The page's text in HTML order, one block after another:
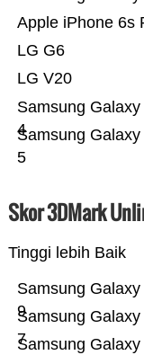
Samsung
5
Samsung
4
LG V20
LG G6
Apple iPhone 6s
Skor 3DMark
Tinggi lebih Baik
Samsung Galaxy
Samsung
7
Samsung
9